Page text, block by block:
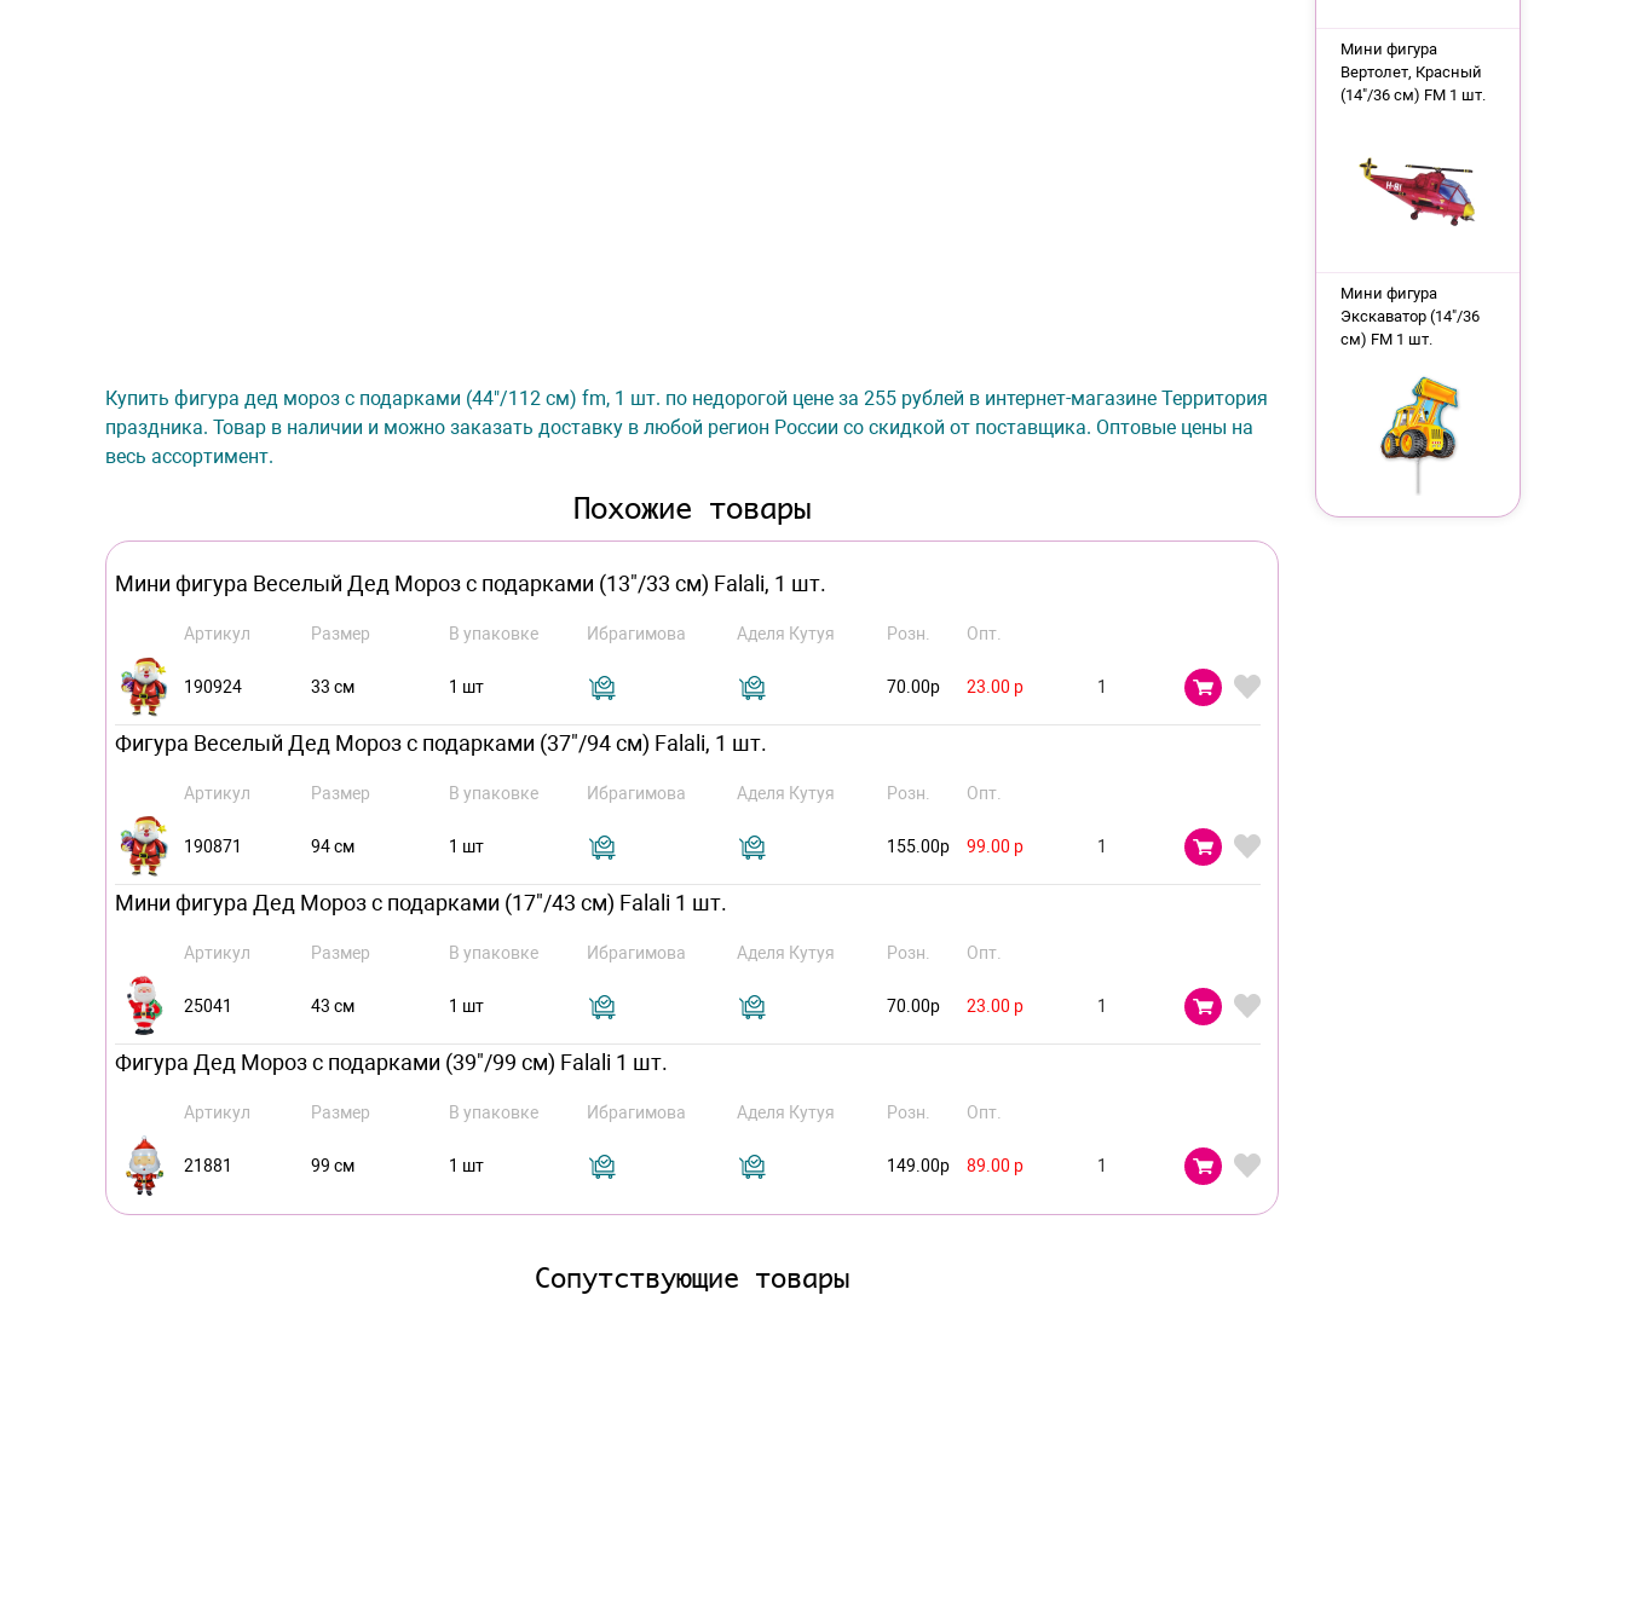
Купить фигура дед мороз с подарками (44"/112 см) fm, 1 шт. по недорогой цене за 255 рублей в интернет-магазине Территория
праздника. Товар в наличии и можно заказать доставку в любой регион России со скидкой от поставщика. Оптовые цены на
весь ассортимент.
Похожие товары
Мини фигура Веселый Дед Мороз с подарками (13"/33 см) Falali, 1 шт.
Артикул Размер В упаковке Ибрагимова Аделя Кутуя Розн. Опт.
190924 33 см 1 шт 70.00р 23.00 р
Фигура Веселый Дед Мороз с подарками (37"/94 см) Falali, 1 шт.
Артикул Размер В упаковке Ибрагимова Аделя Кутуя Розн. Опт.
190871 94 см 1 шт 155.00р 99.00 р
Мини фигура Дед Мороз с подарками (17"/43 см) Falali 1 шт.
Артикул Размер В упаковке Ибрагимова Аделя Кутуя Розн. Опт.
25041 43 см 1 шт 70.00р 23.00 р
Фигура Дед Мороз с подарками (39"/99 см) Falali 1 шт.
Артикул Размер В упаковке Ибрагимова Аделя Кутуя Розн. Опт.
21881 99 см 1 шт 149.00р 89.00 р
Сопутствующие товары
Мини фигура
Вертолет, Красный
(14"/36 см) FM 1 шт.
Мини фигура
Экскаватор (14"/36
см) FM 1 шт.